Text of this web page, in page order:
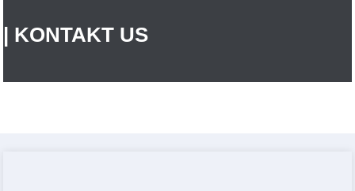
| KONTAKT US